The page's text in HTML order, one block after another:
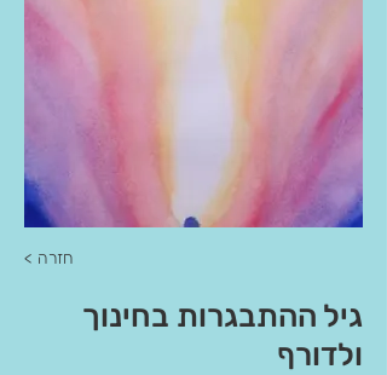
< חזרה
גיל ההתבגרות בחינוך
ולדורף